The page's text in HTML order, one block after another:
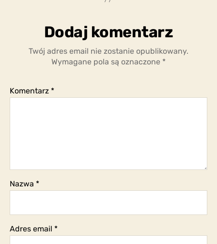
Dodaj komentarz
Twój adres email nie zostanie opublikowany.
Wymagane pola są oznaczone *
Komentarz *
Nazwa *
Adres email *